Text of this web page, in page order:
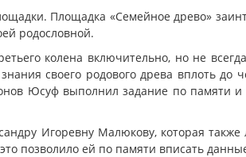
Площадка «Семейное древо»
родословной.
колена включительно, но не
своего родового древа вплоть до
Юсуф выполнил задание по памяти и
Игоревну Малюкову, которая также
позволило ей по памяти вписать